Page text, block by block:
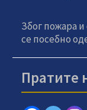
Због пожара
се посебно
Пратите